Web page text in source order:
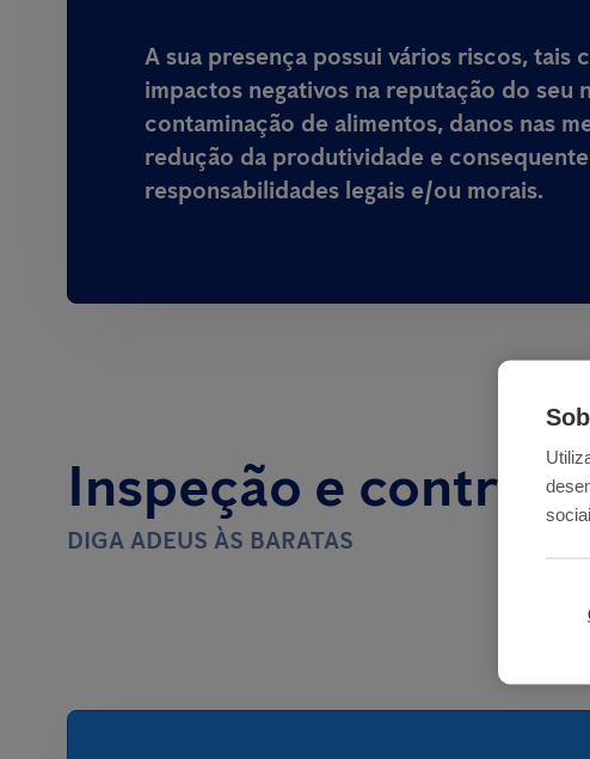
A sua presença possui vários riscos, tais
impactos negativos na reputação do seu
contaminação de alimentos, danos nas
redução da produtividade e
responsabilidades legais e/ou morais.
Inspeção e
DIGA ADEUS ÀS BARATAS